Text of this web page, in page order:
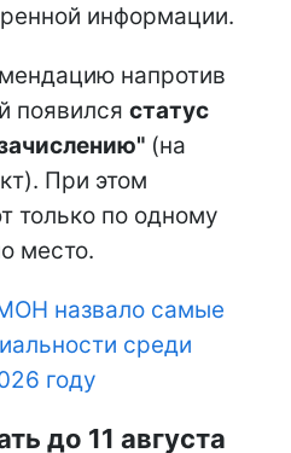
информации.
напротив
появился статус
(на
При этом
только по одному
место.
назвало самые
среди
году
до 11 августа